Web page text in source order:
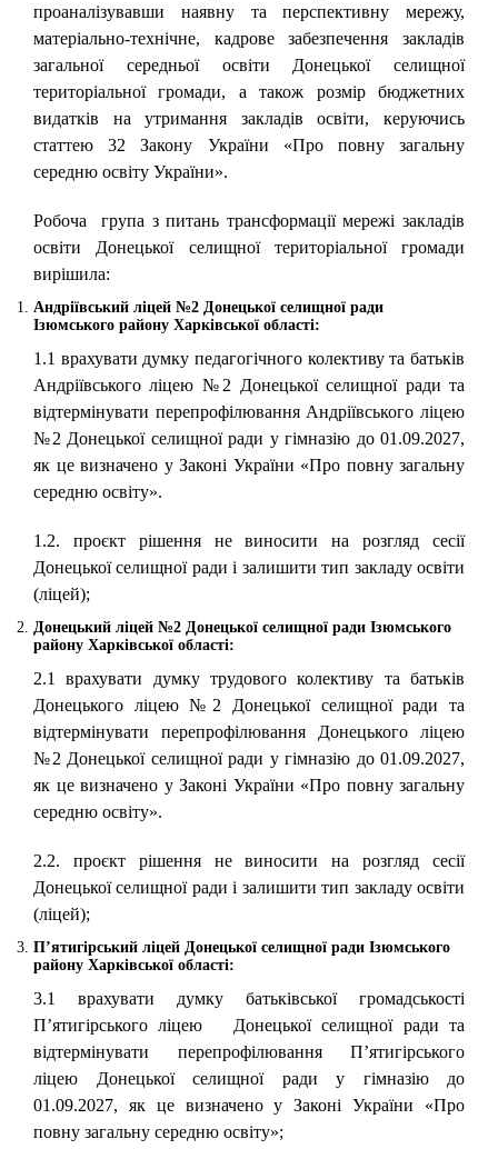
проаналізувавши наявну та перспективну мережу,
матеріально-технічне, кадрове забезпечення закладів
загальної середньої освіти Донецької селищної
територіальної громади, а також розмір бюджетних
видатків на утримання закладів освіти, керуючись
статтею 32 Закону України «Про повну загальну
середню освіту України».
Робоча група з питань трансформації мережі закладів
освіти Донецької селищної територіальної громади
вирішила:
Андріївський ліцей №2 Донецької селищної ради
Ізюмського району Харківської області:
1.1 врахувати думку педагогічного колективу та батьків
Андріївського ліцею №2 Донецької селищної ради та
відтермінувати перепрофілювання Андріївського ліцею
№2 Донецької селищної ради у гімназію до 01.09.2027,
як це визначено у Законі України «Про повну загальну
середню освіту».
1.2. проєкт рішення не виносити на розгляд сесії
Донецької селищної ради і залишити тип закладу освіти
(ліцей);
Донецький ліцей №2 Донецької селищної ради Ізюмського
району Харківської області:
2.1 врахувати думку трудового колективу та батьків
Донецького ліцею №2 Донецької селищної ради та
відтермінувати перепрофілювання Донецького ліцею
№2 Донецької селищної ради у гімназію до 01.09.2027,
як це визначено у Законі України «Про повну загальну
середню освіту».
2.2. проєкт рішення не виносити на розгляд сесії
Донецької селищної ради і залишити тип закладу освіти
(ліцей);
П’ятигірський ліцей Донецької селищної ради Ізюмського
району Харківської області:
3.1 врахувати думку батьківської громадськості
П’ятигірського ліцею Донецької селищної ради та
відтермінувати перепрофілювання П’ятигірського
ліцею Донецької селищної ради у гімназію до
01.09.2027, як це визначено у Законі України «Про
повну загальну середню освіту»;